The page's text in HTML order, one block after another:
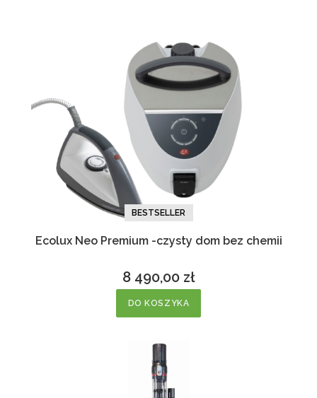
BESTSELLER
Ecolux Neo Premium -czysty dom bez chemii
Cena
8 490,00 zł
DO KOSZYKA